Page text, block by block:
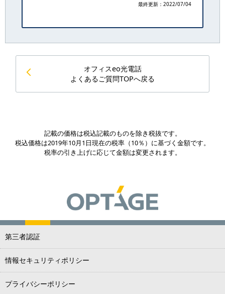
最終更新：2022/07/04
オフィスeo光電話
よくあるご質問TOPへ戻る
記載の価格は税込記載のものを除き税抜です。
税込価格は2019年10月1日現在の税率（10％）に基づく金額です。
税率の引き上げに応じて金額は変更されます。
第三者認証
情報セキュリティポリシー
プライバシーポリシー